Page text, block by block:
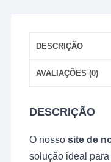
DESCRIÇÃO
AVALIAÇÕES (0)
DESCRIÇÃO
O nossosite de
solução ideal